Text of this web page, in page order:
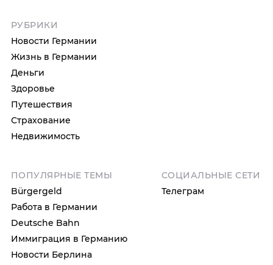
РУБРИКИ
Новости Германии
Жизнь в Германии
Деньги
Здоровье
Путешествия
Страхование
Недвижимость
ПОПУЛЯРНЫЕ ТЕМЫ
Bürgergeld
Работа в Германии
Deutsche Bahn
Иммиграция в Германию
Новости Берлина
СОЦИАЛЬНЫЕ СЕТИ
Телеграм